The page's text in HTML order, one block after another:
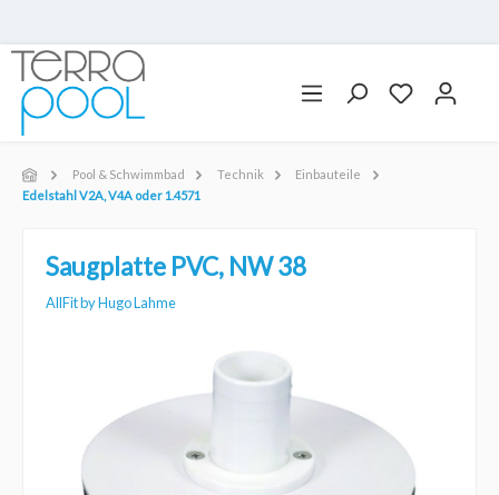
Pool & Schwimmbad Technik
Einbauteile
Edelstahl V2A, V4A oder 1.4571
Saugplatte PVC, NW 38
AllFit by Hugo Lahme